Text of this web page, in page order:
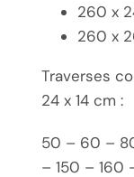
260 x
260 x
Traverses
24 x 14 cm :
50 – 60 –
– 150 – 160